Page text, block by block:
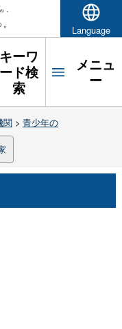
Language
キーワ
ード検
索
メニュ
ー
関> 青少年の